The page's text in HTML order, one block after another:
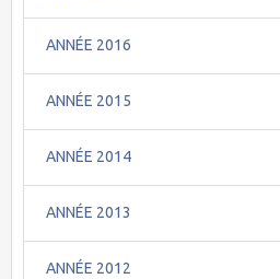
ANNÉE 2016
ANNÉE 2015
ANNÉE 2014
ANNÉE 2013
ANNÉE 2012